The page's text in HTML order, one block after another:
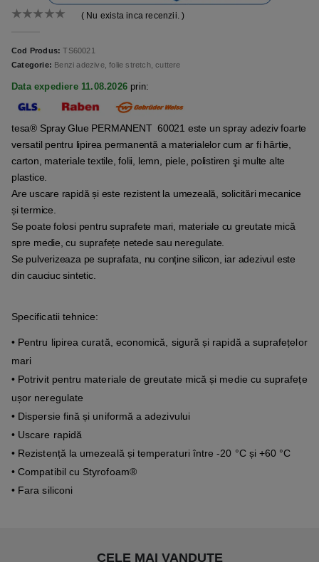
( Nu exista inca recenzii. )
Cod Produs:TS60021
Categorie: Benzi adezive, folie stretch, cuttere
Data expediere 11.08.2026 prin:
tesa® Spray Glue PERMANENT 60021 este un spray adeziv foarte
versatil pentru lipirea permanentă a materialelor cum ar fi hârtie,
carton, materiale textile, folii, lemn, piele, polistiren şi multe alte
plastice.
Are uscare rapidă și este rezistent la umezeală, solicitări mecanice
și termice.
Se poate folosi pentru suprafete mari, materiale cu greutate mică
spre medie, cu suprafețe netede sau neregulate.
Se pulverizeaza pe suprafata, nu conține silicon, iar adezivul este
din cauciuc sintetic.
Specificatii tehnice:
• Pentru lipirea curată, economică, sigură și rapidă a suprafețelor
mari
• Potrivit pentru materiale de greutate mică și medie cu suprafețe
ușor neregulate
• Dispersie fină și uniformă a adezivului
• Uscare rapidă
• Rezistență la umezeală și temperaturi între -20 °C și +60 °C
• Compatibil cu Styrofoam®
• Fara siliconi
CELE MAI VANDUTE